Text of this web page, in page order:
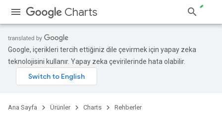
Charts
Google, içerikleri tercih ettiğiniz dile çevirmek için yapay zeka
teknolojisini kullanır. Yapay zeka çevirilerinde hata olabilir.
Ana Sayfa Ürünler Charts Rehberler